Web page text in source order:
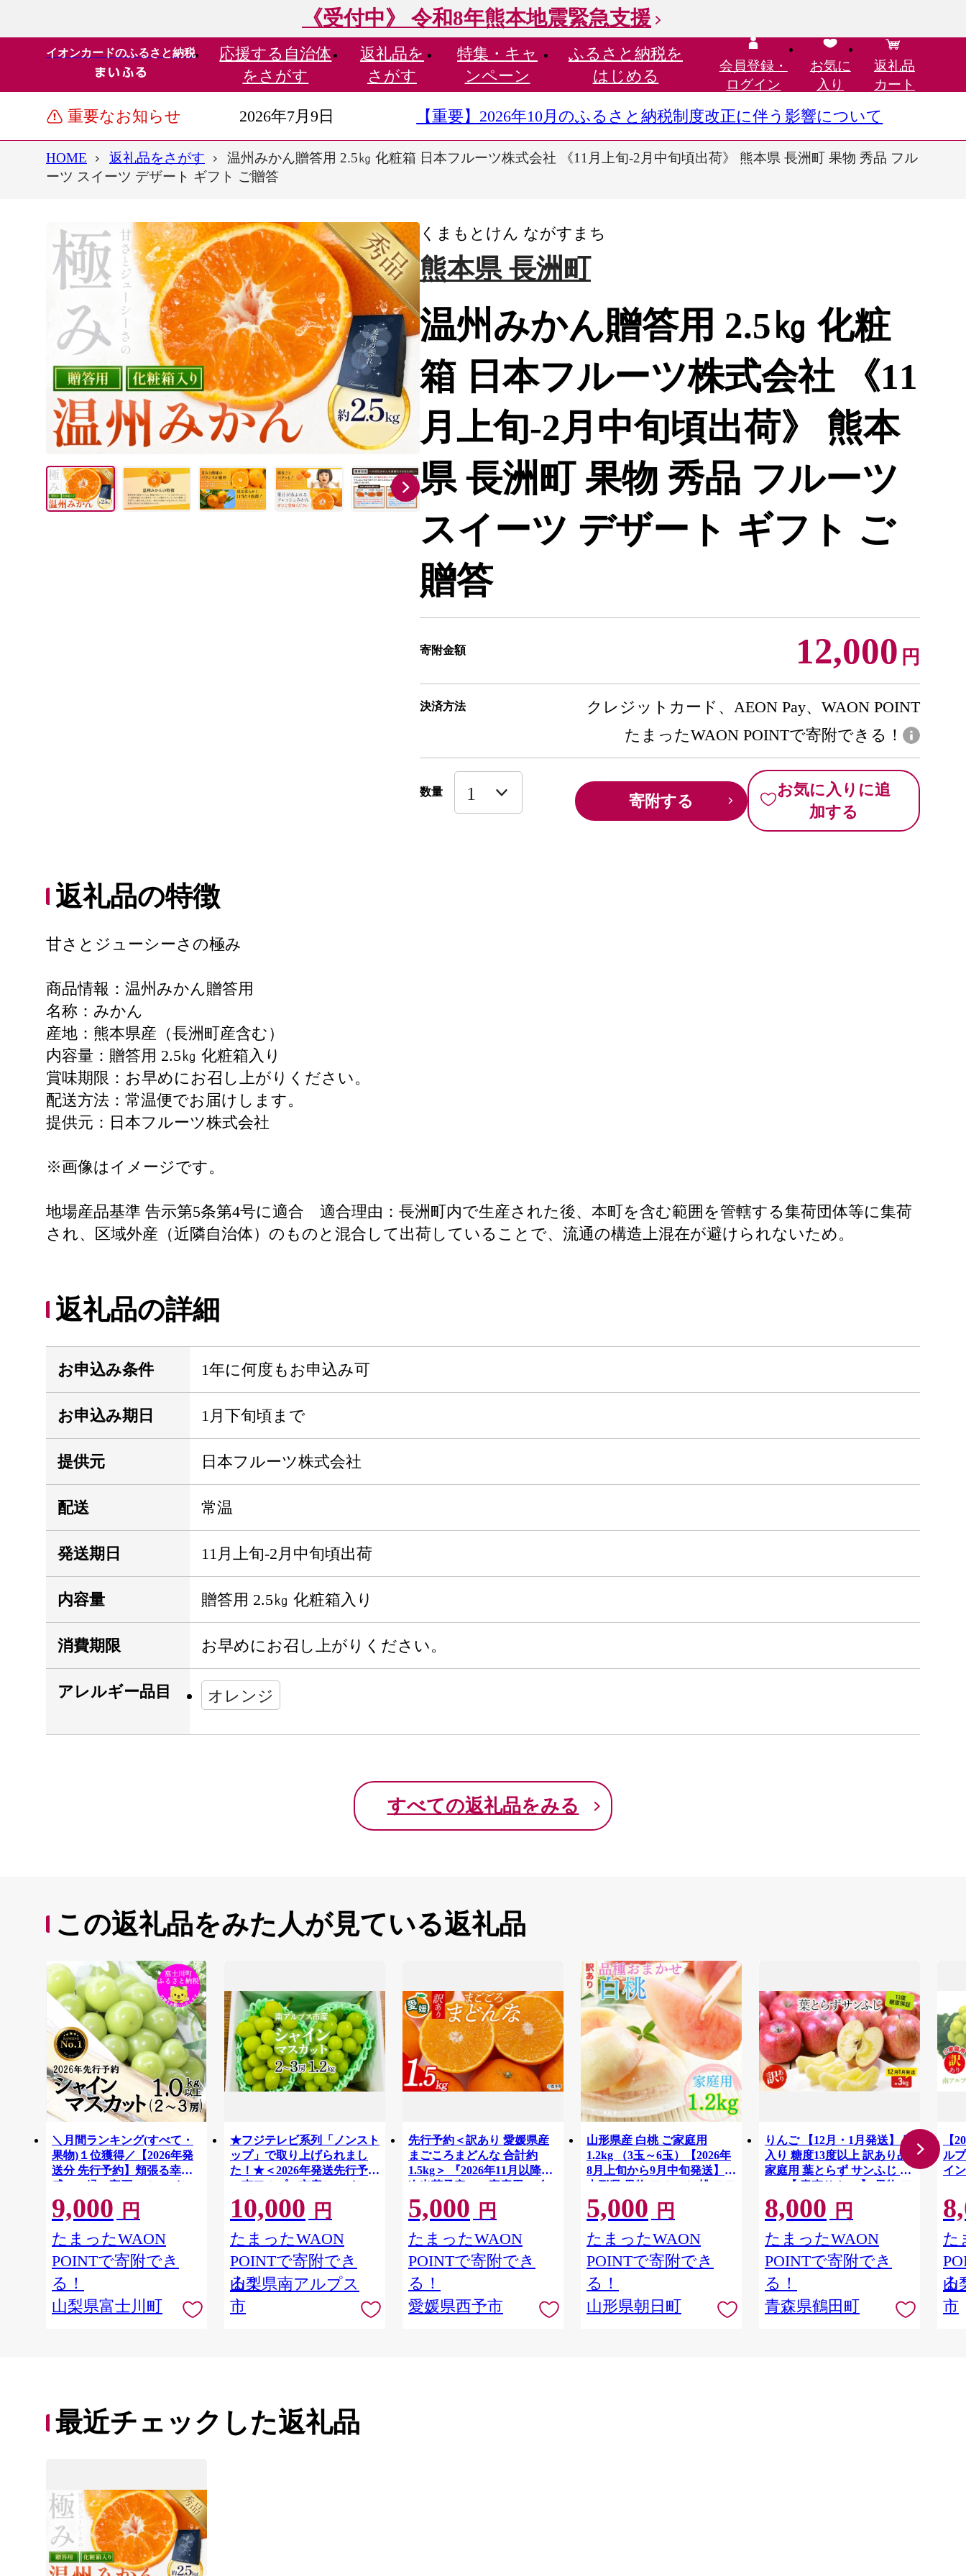
《受付中》 令和8年熊本地震緊急支援
イオンカードのふるさと納税 応援する 自治体
をさがす
返礼品を
さがす
特集・ キャ
ンペーン
ふるさと納税を
はじめる
会員登録・
ログイン
お気に
入り
返礼品
カート
重要なお知らせ 2026年7月9日 【重要】2026年10月のふるさと納税制度改正に伴う影響について
HOME 返礼品をさがす
温州みかん贈答用 2.5㎏ 化粧箱 日本フルーツ株式会社 《11月上旬-2月中旬頃出荷》 熊本県 長洲町 果物 秀品 フル
ーツ スイーツ デザート ギフト ご贈答
くまもとけん ながすまち
熊本県 長洲町
温州みかん贈答用 2.5㎏ 化粧
箱 日本フルーツ株式会社 《11
月上旬-2月中旬頃出荷》 熊本
県 長洲町 果物 秀品 フルーツ
スイーツ デザート ギフト ご
贈答
寄附金額 12,000 円
決済方法
クレジットカード、AEON Pay、WAON POINT
たまったWAON POINTで寄附できる！
数量 寄附する
お気に入りに追
加する
返礼品の特徴
甘さとジューシーさの極み
商品情報：温州みかん贈答用
名称：みかん
産地：熊本県産（長洲町産含む）
内容量：贈答用 2.5㎏ 化粧箱入り
賞味期限：お早めにお召し上がりください。
配送方法：常温便でお届けします。
提供元：日本フルーツ株式会社
※画像はイメージです。
地場産品基準 告示第5条第4号に適合 適合理由：長洲町内で生産された後、本町を含む範囲を管轄する集荷団体等に集荷
され、区域外産（近隣自治体）のものと混合して出荷していることで、流通の構造上混在が避けられないため。
返礼品の詳細
お申込み条件 1年に何度もお申込み可
お申込み期日 1月下旬頃まで
提供元 日本フルーツ株式会社
配送 常温
発送期日 11月上旬-2月中旬頃出荷
内容量 贈答用 2.5㎏ 化粧箱入り
消費期限 お早めにお召し上がりください。
アレルギー品目 オレンジ
すべての返礼品をみる
この返礼品をみた人が見ている返礼品
＼月間ランキング(すべて・
果物)１位獲得／【2026年発
送分 先行予約】頬張る幸福
感 〜緑の宝石・ シャイン
マスカット 〜 １ｋｇ以上
（２〜３房） フルーツ 山梨
県産 果物 くだもの シャイン
マスカット ぶどう ブドウ 葡
萄 大粒 種なし 先行予約 富士
川町 10000円 一万円 9000円
九千円
9,000 円
たまったWAON
POINTで寄附でき
る！
山梨県富士川町
★フジテレビ系列「ノンスト
ップ」で取り上げられまし
た！★＜2026年発送先行予約
＞南アルプス市産シャインマ
スカット1.2kg以上（2～3
房） クール便発送
ALPAG007
10,000 円
たまったWAON
POINTで寄附でき
る！
山梨県南アルプス
市
先行予約＜訳あり 愛媛県産
まごころまどんな 合計約
1.5kg＞ 『2026年11月以降順
次出荷予定』ご家庭用 ご自
宅用 紅まどんな マドンナ お
試し わけあり 果物 柑橘 フル
ーツ 高級 国産 濃厚 果汁 産
地直送 ミヤモトオレンジガ
ーデン 愛媛県 西予市【常
温】
5,000 円
たまったWAON
POINTで寄附でき
る！
愛媛県西予市
山形県産 白桃 ご家庭用
1.2kg （3玉～6玉）【2026年
8月上旬から9月中旬発送】
山形県 果物 フルーツ 桃 モモ
もも 夏 送料無料
5,000 円
たまったWAON
POINTで寄附でき
る！
山形県朝日町
りんご 【12月・1月発送】 蜜
入り 糖度13度以上 訳あり品
家庭用 葉とらず サンふじ 約
3kg 【 青森りんご 】 果物 フ
ルーツ 産地直送 糖度測定 褐
変 チェック 贈り物 年末 挨拶
8,000 円
たまったWAON
POINTで寄附でき
る！
青森県鶴田町
【
ル
イ
た
る
山
市
最近チェックした返礼品